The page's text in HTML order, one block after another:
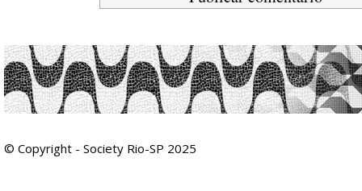
© Copyright - Society Rio-SP 2025